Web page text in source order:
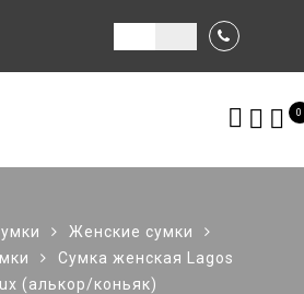
0
Женские сумки
Сумка женская Lagos
(алькор/коньяк)